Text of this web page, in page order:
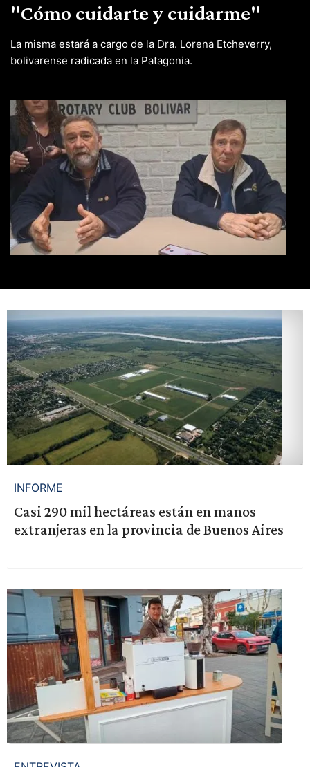
"Cómo cuidarte y cuidarme"
La misma estará a cargo de la Dra. Lorena Etcheverry,
bolivarense radicada en la Patagonia.
INFORME
Casi 290 mil hectáreas están en manos
extranjeras en la provincia de Buenos Aires